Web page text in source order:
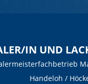
IN UND
Handeloh /